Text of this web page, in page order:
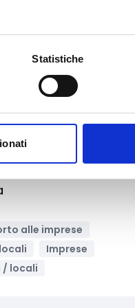
Statistiche
Franca per la
PMI
alle imprese
Imprese
/ locali